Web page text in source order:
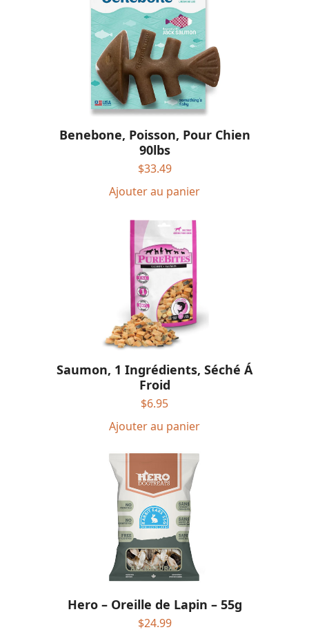
Benebone, Poisson, Pour Chien
90lbs
$33.49
Ajouter au panier
Saumon, 1 Ingrédients, Séché Á
Froid
$6.95
Ajouter au panier
Hero – Oreille de Lapin – 55g
$24.99